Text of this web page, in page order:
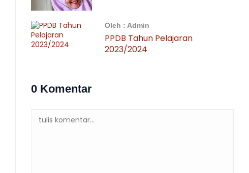
Oleh : Admin
PPDB Tahun Pelajaran
2023/2024
0 Komentar